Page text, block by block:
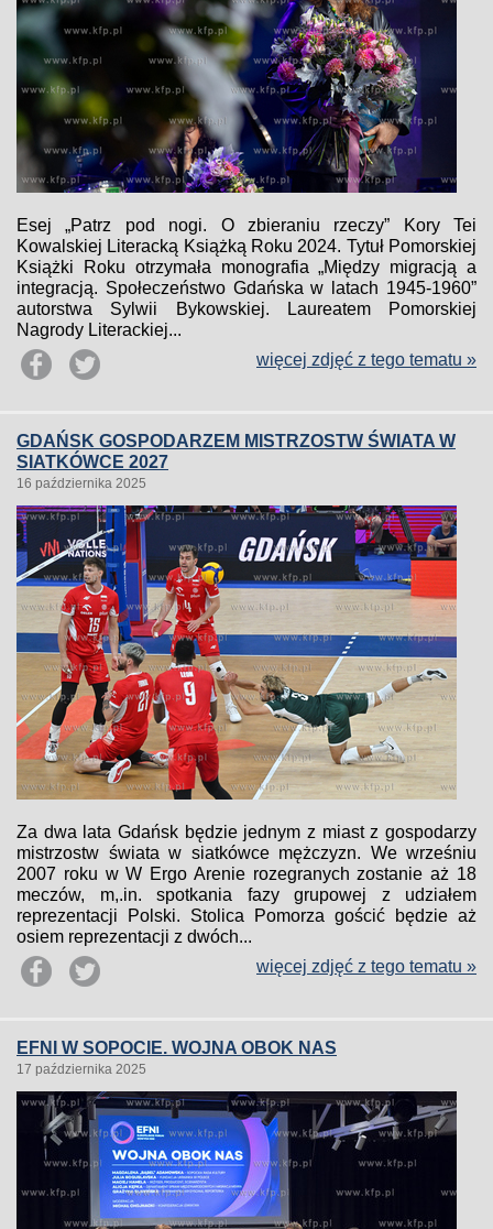
Esej „Patrz pod nogi. O zbieraniu rzeczy” Kory Tei
Kowalskiej Literacką Książką Roku 2024. Tytuł Pomorskiej
Książki Roku otrzymała monografia „Między migracją a
integracją. Społeczeństwo Gdańska w latach 1945-1960”
autorstwa Sylwii Bykowskiej. Laureatem Pomorskiej
Nagrody Literackiej...
więcej zdjęć z tego tematu »
GDAŃSK GOSPODARZEM MISTRZOSTW ŚWIATA W
SIATKÓWCE 2027
16 października 2025
Za dwa lata Gdańsk będzie jednym z miast z gospodarzy
mistrzostw świata w siatkówce mężczyzn. We wrześniu
2007 roku w W Ergo Arenie rozegranych zostanie aż 18
meczów, m,.in. spotkania fazy grupowej z udziałem
reprezentacji Polski. Stolica Pomorza gościć będzie aż
osiem reprezentacji z dwóch...
więcej zdjęć z tego tematu »
EFNI W SOPOCIE. WOJNA OBOK NAS
17 października 2025